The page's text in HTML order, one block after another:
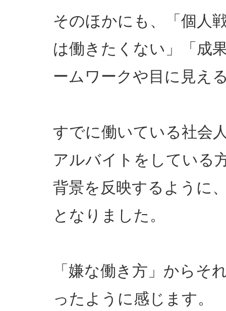
そのほかにも、「個人
は働きたくない」「成
ームワークや目に見え
すでに働いている社会
アルバイトをしている
背景を反映するように
となりました。
「嫌な働き方」からそ
ったように感じます。